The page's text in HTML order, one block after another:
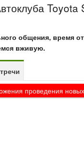
Toyota
общения, время
вживую.
проведения